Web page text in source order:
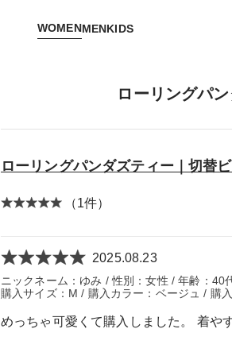
WOMENMENKIDS
ローリングパ
ローリングパンダズティー｜切替
（1件）
2025.08.23
ニックネーム：ゆみ / 性別：女性 / 年齢：40
購入サイズ：M / 購入カラー：ベージュ / 購
めっちゃ可愛くて購入しました。 着や